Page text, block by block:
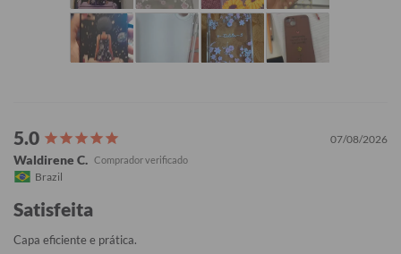
07/08/2026
Waldirene C.
Brazil
Satisfeita
Capa eficiente e prática.